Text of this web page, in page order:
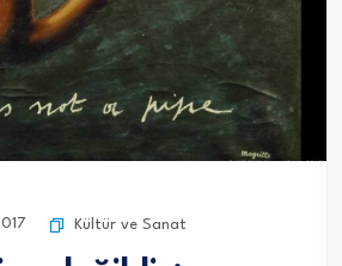
Kültür ve Sanat